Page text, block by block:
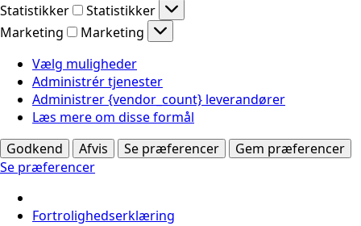
Statistikker
Statistikker
Marketing
Marketing
Vælg muligheder
Administrér tjenester
Administrer {vendor_count} leverandører
Læs mere om disse formål
Godkend
Afvis Se præferencer
Gem præferencer
Se præferencer
Fortrolighedserklæring